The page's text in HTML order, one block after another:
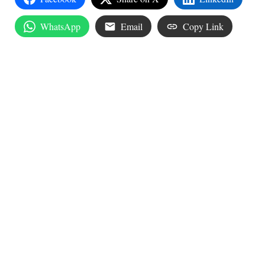
WhatsApp Email Copy Link